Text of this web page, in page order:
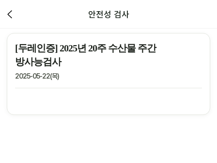
안전성 검사
[두레인증] 2025년 20주 수산물 주간
방사능검사
2025-05-22(목)